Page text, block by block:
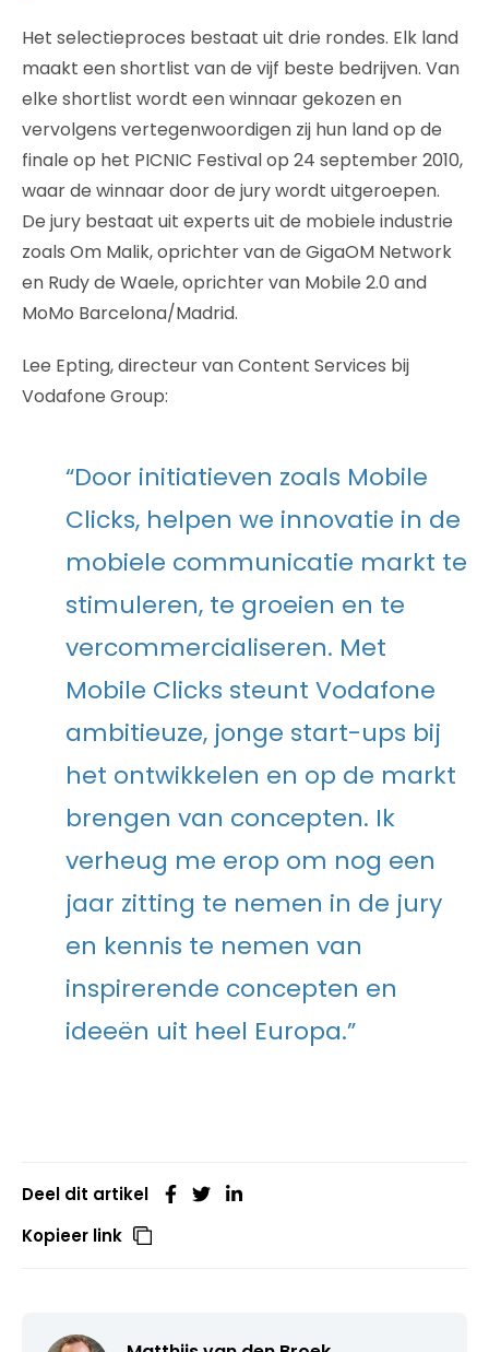
Het selectieproces bestaat uit drie rondes. Elk land
maakt een shortlist van de vijf beste bedrijven. Van
elke shortlist wordt een winnaar gekozen en
vervolgens vertegenwoordigen zij hun land op de
finale op het PICNIC Festival op 24 september 2010,
waar de winnaar door de jury wordt uitgeroepen.
De jury bestaat uit experts uit de mobiele industrie
zoals Om Malik, oprichter van de GigaOM Network
en Rudy de Waele, oprichter van Mobile 2.0 and
MoMo Barcelona/Madrid.
Lee Epting, directeur van Content Services bij
Vodafone Group:
“Door initiatieven zoals Mobile
Clicks, helpen we innovatie in de
mobiele communicatie markt te
stimuleren, te groeien en te
vercommercialiseren. Met
Mobile Clicks steunt Vodafone
ambitieuze, jonge start-ups bij
het ontwikkelen en op de markt
brengen van concepten. Ik
verheug me erop om nog een
jaar zitting te nemen in de jury
en kennis te nemen van
inspirerende concepten en
ideeën uit heel Europa.”
Deel dit artikel
Kopieer link